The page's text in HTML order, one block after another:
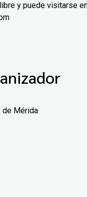
y puede visitarse
de Mérida